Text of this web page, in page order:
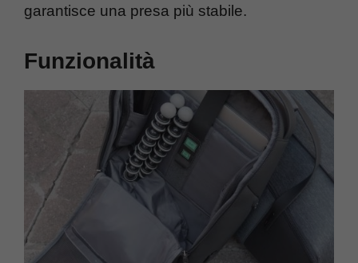
garantisce una presa più stabile.
Funzionalità